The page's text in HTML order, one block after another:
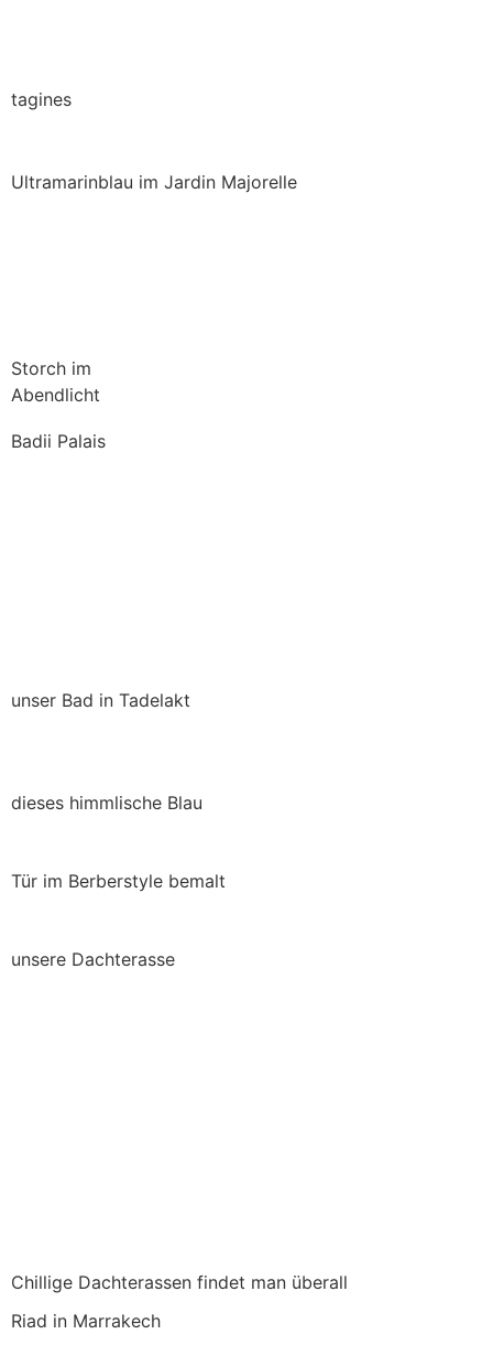
tagines
Storch im
Abendlicht
Ultramarinblau im Jardin Majorelle
dieses himmlische Blau
Badii Palais
unser Bad in Tadelakt
unsere Dachterasse
Tür im Berberstyle bemalt
Riad in Marrakech
Chillige Dachterassen findet man überall